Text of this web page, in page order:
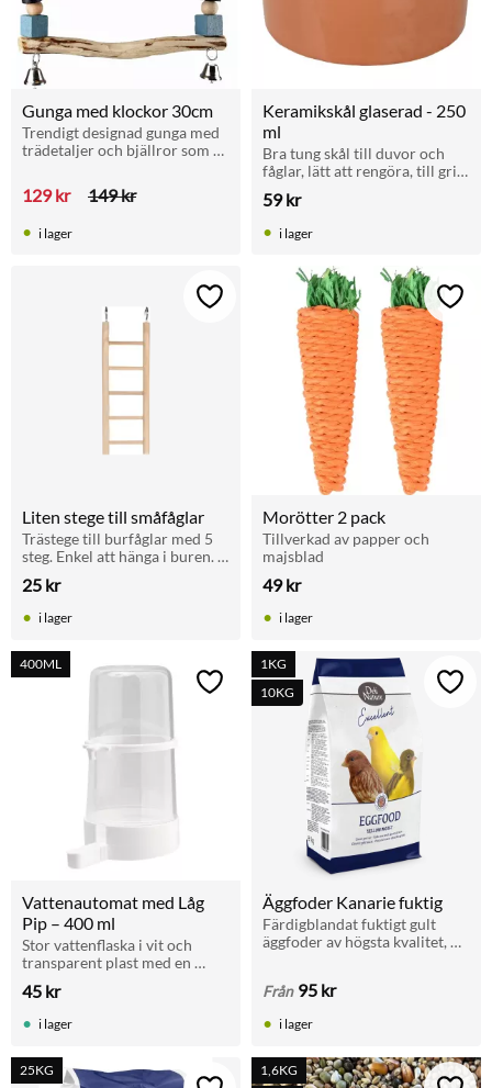
Gunga med klockor 30cm
Trendigt designad gunga med
trädetaljer och bjällror som
papegojor.
129kr 149kr
i lager
Keramikskål glaserad - 250
ml
Bra tung skål till duvor och
fåglar, lätt att rengöra, till grit,
59kr
i lager
Liten stege till småfåglar
Trästege till burfåglar med 5
steg. Enkel att hänga i buren.
7 cm, längd 22 cm.
25 kr
Lägg till i favoriter
i lager
Morötter 2 pack
Tillverkad av papper och
majsblad
49kr
Lägg
i lager
Vattenautomat med Låg
Pip – 400 ml
Stor vattenflaska i vit och
transparent plast med en
komplett med en separat
ringhållare för stabil
montering i burgallr
45 kr
400ML
Lägg till i favoriter
i lager
Äggfoder Kanarie fuktig
Färdigblandat fuktigt gult
äggfoder av högsta kvalitet,
ruggning och uppväxt.
Från 95 kr
1KG
10KG
Lägg
i lager
25KG
1,6KG